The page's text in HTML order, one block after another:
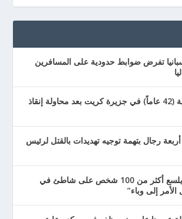
تفرض ضوابط حدودية على المسافرين
غرق امرأة هولندية (42 عاماً) في جزيرة كريت بعد محاولة إنقاذ
رجال بتهمة توجيه تهديدات بالقتل لرئيس
قنديل بحر ملون يلسع أكثر من 100 شخص على شاطئ في
الأمر إلى وباء”